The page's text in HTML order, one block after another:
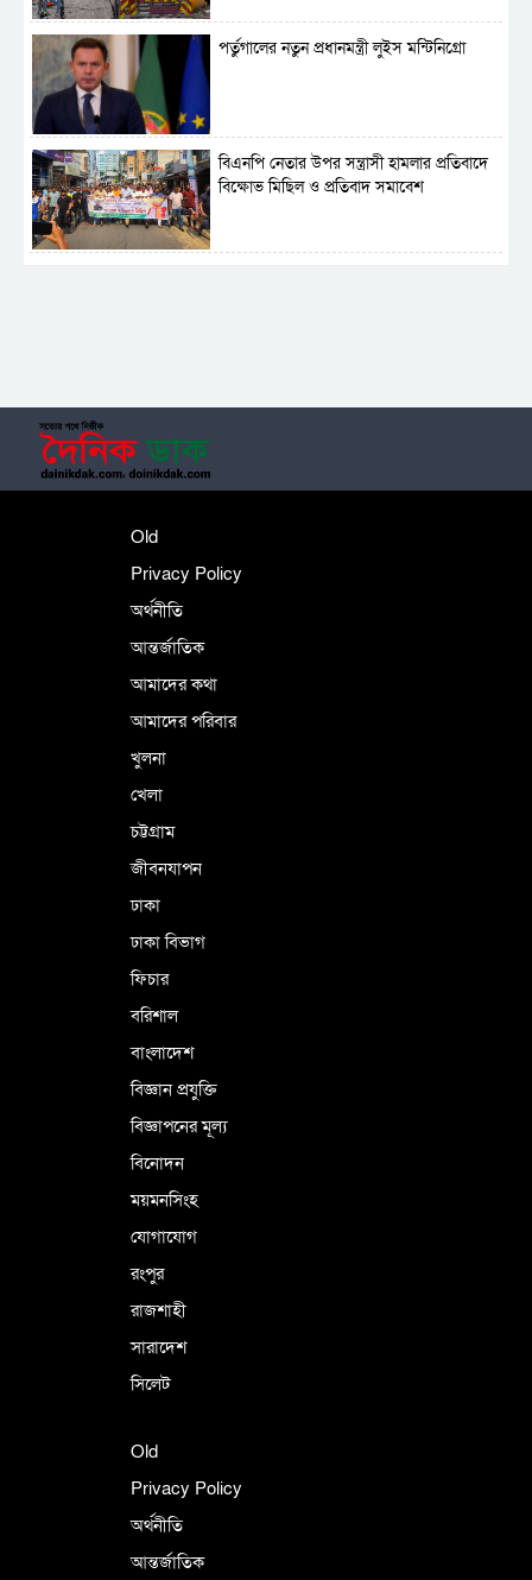
পর্তুগালের নতুন প্রধানমন্ত্রী লুইস মন্টিনিগ্রো
বিএনপি নেতার উপর সন্ত্রাসী হামলার প্রতিবাদে
বিক্ষোভ মিছিল ও প্রতিবাদ সমাবেশ
Old
Privacy Policy
অর্থনীতি
আন্তর্জাতিক
আমাদের কথা
আমাদের পরিবার
খুলনা
খেলা
চট্টগ্রাম
জীবনযাপন
ঢাকা
ঢাকা বিভাগ
ফিচার
বরিশাল
বাংলাদেশ
বিজ্ঞান প্রযুক্তি
বিজ্ঞাপনের মূল্য
বিনোদন
ময়মনসিংহ
যোগাযোগ
রংপুর
রাজশাহী
সারাদেশ
সিলেট
Old
Privacy Policy
অর্থনীতি
আন্তর্জাতিক